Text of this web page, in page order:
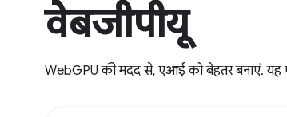
वेबजीपीयू
WebGPU की मदद से, एआई को बेहतर बनाएं. यह